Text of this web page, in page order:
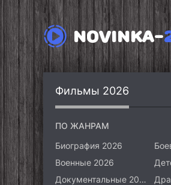
NOVINKA-
Фильмы 2026
ПО ЖАНРАМ
Биография 2026
Военные 2026
Документальные 2026